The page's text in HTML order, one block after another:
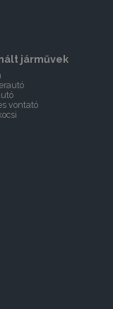
járművek
vontató